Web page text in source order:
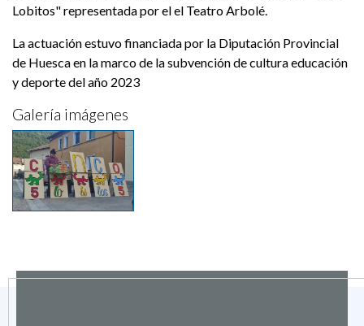
Lobitos" representada por el el Teatro Arbolé.
La actuación estuvo financiada por la Diputación Provincial
de Huesca en la marco de la subvención de cultura educación
y deporte del año 2023
Galería imágenes